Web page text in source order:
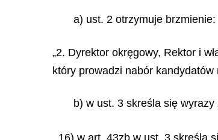
a) ust. 2 otrzymuje brzmienie:
„2. Dyrektor okręgowy, Rektor i
który prowadzi nabór kandydatów
b) w ust. 3 skreśla się wyrazy
16) w art. 43zb w ust. 3 skreśla